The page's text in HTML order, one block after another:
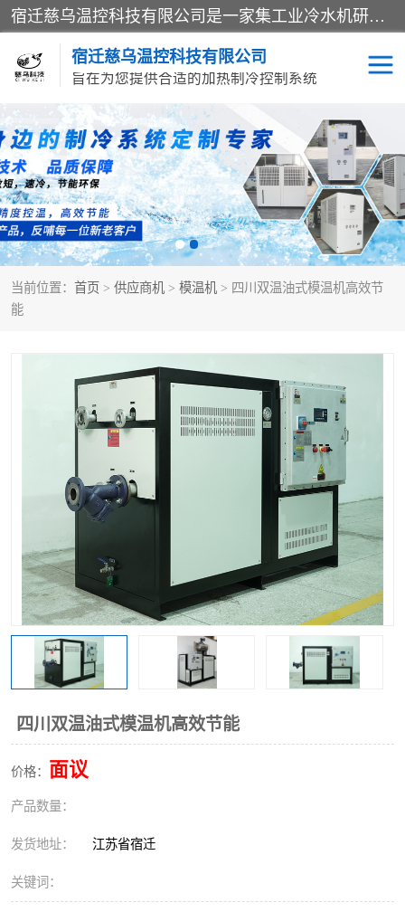
宿迁慈乌温控科技有限公司是一家集工业冷水机研发、制造、营销、服务于一体的技术生产型企业，经营范围包括：冷水机、螺杆式冷水机组、工业冷水机、水冷式冷水机、风冷式冷水机组、风冷螺杆式冷冻机组、冷冻机、注塑专用冷水机、混泥土专用冷水机、低温防爆冷水机组等。专业温控设备供应商 模温机/冷水机/导热油炉定制服务等
宿迁慈乌温控科技有限公司
旨在为您提供合适的加热制冷控制系统
当前位置： 首页 > 供应商机 > 模温机 > 四川双温油式模温机高效节
能
四川双温油式模温机高效节能
价格： 面议
产品数量：
发货地址： 江苏省宿迁
关键词：
冷水机 模温机
导热油加热器